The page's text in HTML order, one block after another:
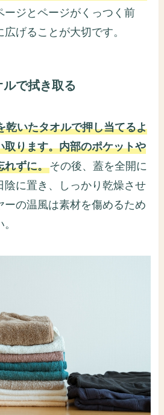
ージとページがくっつく前
げることが大切です。
で拭き取る
乾いたタオルで押し当てるよ
取ります。内部のポケットや
れずに。その後、蓋を全開に
陰に置き、しっかり乾燥させ
ーの温風は素材を傷めるため